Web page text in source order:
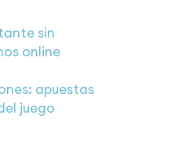
sin
online
apuestas
juego